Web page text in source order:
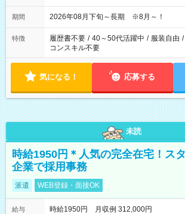
期間 2026年08月下旬～長期 ※8月～！
特徴 履歴書不要 / 40～50代活躍中 / 服装自由 /
コンスキル不要
気になる！ 応募する
未読
時給1950円＊人気の完全在宅！ス
企業で採用事務
派遣 WEB登録・面接OK
給与
時給1950円 月収例 312,000円